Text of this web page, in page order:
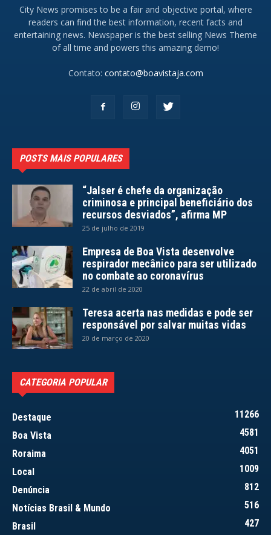
City News promises to be a fair and objective portal, where
readers can find the best information, recent facts and
entertaining news. Newspaper is the best selling News Theme
of all time and powers this amazing demo!
Contato: contato@boavistaja.com
POSTS MAIS POPULARES
“Jalser é chefe da organização
criminosa e principal beneficiário dos
recursos desviados”, afirma MP
25 de julho de 2019
Empresa de Boa Vista desenvolve
respirador mecânico para ser utilizado
no combate ao coronavírus
22 de abril de 2020
Teresa acerta nas medidas e pode ser
responsável por salvar muitas vidas
20 de março de 2020
CATEGORIA POPULAR
Destaque
11266
Boa Vista
4581
Roraima
4051
Local
1009
Denúncia
812
Notícias Brasil & Mundo
516
Brasil
427